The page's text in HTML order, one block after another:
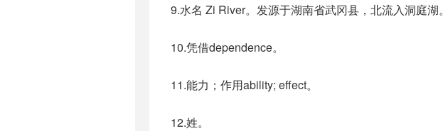
9.水名 Zi River。发源于湖南省武冈县，北流入洞庭湖。
10.凭借dependence。
11.能力；作用ability; effect。
12.姓。